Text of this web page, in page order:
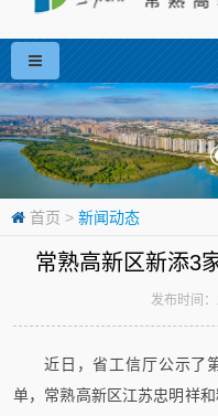
首页 > 新闻动态
常熟高新区新添3
发布时间
近日，省工信厅公示了
单，常熟高新区江苏忠明祥